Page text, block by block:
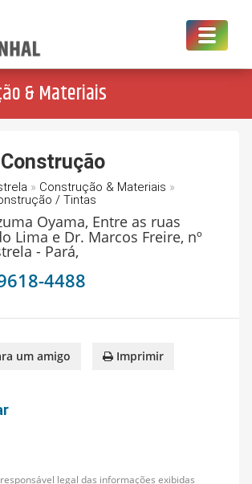
Toggle
& Materiais
» Construção & Materiais »
/ Tintas
Oyama, Entre as ruas
Lima e Dr. Marcos Freire, nº
- Pará,
4488
um amigo Imprimir
legal das informações exibidas